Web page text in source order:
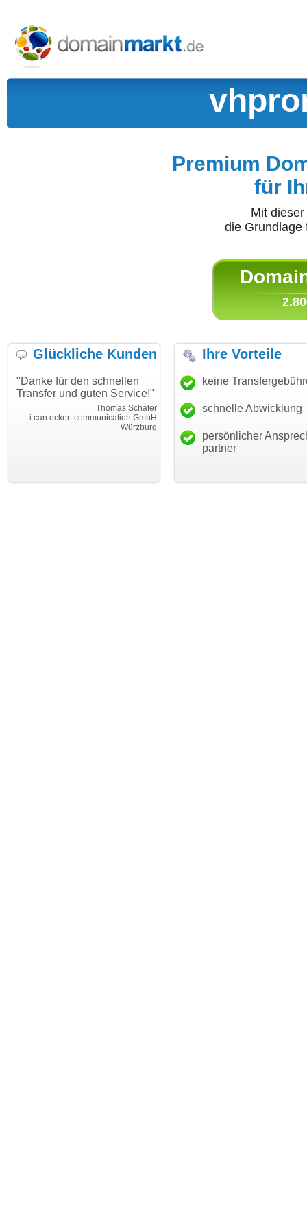
Premium
für
Mit
die
Glückliche Kunden
"Danke für den schnellen
Transfer und guten Service!"
Thomas Schäfer
i can eckert communication GmbH
Würzburg
"Ich bin dankbar, meine
Wunschdomain gefunden zu
haben. Die Domain passt für
mein Business und mich
hundertprozentig."
Ihre Vorteile
keine
schnelle Abwicklung
persönlicher
partner